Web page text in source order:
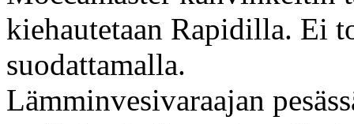
kiehautetaan Rapidilla. Ei
suodattamalla.
Lämminvesivaraajan